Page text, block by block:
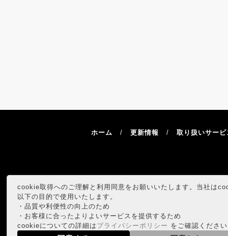
cookie取得へのご理解と利用同意をお願いいたします。当社は
以下の目的で使用いたします。
・品質や利便性の向上のため
・お客様に合ったよりよいサービスを提供するため
cookieについての詳細は プライバシーポリシー をご確認くださ
ホーム 更新情報 取り扱いサービ